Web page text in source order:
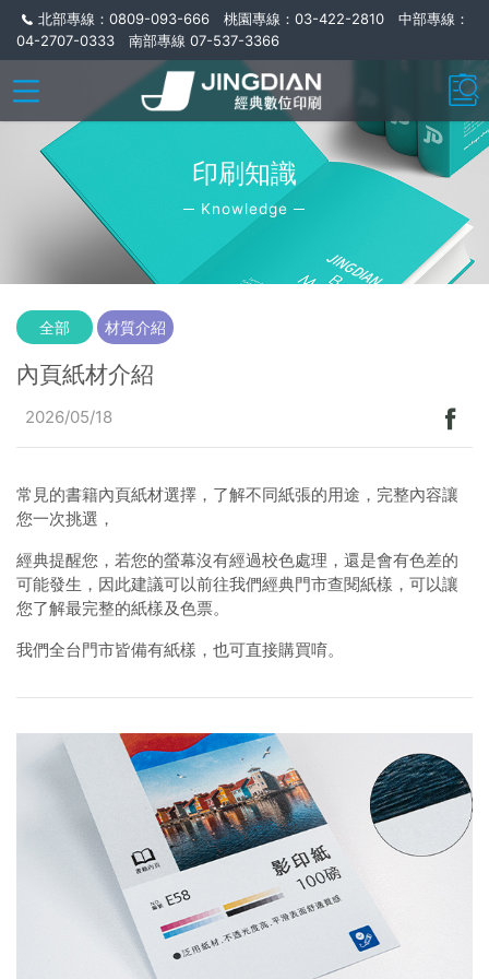
北部專線：0809-093-666 桃園專線：03-422-2810 中部專線：
04-2707-0333 南部專線 07-537-3366
印刷知識
─ Knowledge ─
全部 材質介紹
內頁紙材介紹
2026/05/18
常見的書籍內頁紙材選擇，了解不同紙張的用途，完整內容讓
您一次挑選，
經典提醒您，若您的螢幕沒有經過校色處理，還是會有色差的
可能發生，因此建議可以前往我們經典門市查閱紙樣，可以讓
您了解最完整的紙樣及色票。
我們全台門市皆備有紙樣，也可直接購買唷。